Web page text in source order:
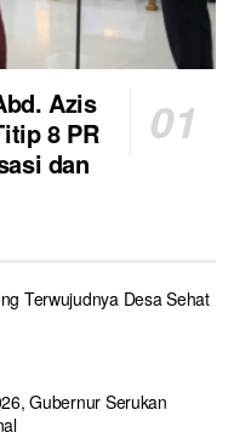
Azis
8 PR
dan
Terwujudnya Desa Sehat
Gubernur Serukan